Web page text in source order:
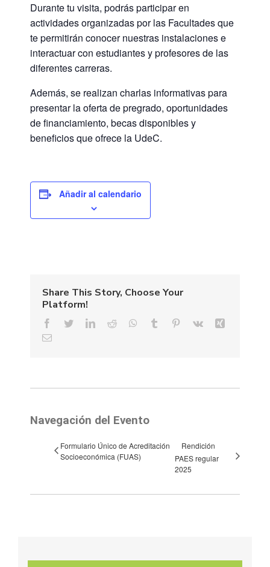
Durante tu visita, podrás participar en
actividades organizadas por las Facultades que
te permitirán conocer nuestras instalaciones e
interactuar con estudiantes y profesores de las
diferentes carreras.
Además, se realizan charlas informativas para
presentar la oferta de pregrado, oportunidades
de financiamiento, becas disponibles y
beneficios que ofrece la UdeC.
Añadir al calendario
Share This Story, Choose Your
Platform!
Facebook
TwitterLinkedIn
Reddit WhatsApp
Tumblr Pinterest
Vk
Email
Navegación del Evento
Formulario Único de Acreditación
Socioeconómica (FUAS)
Rendición
PAES regular
2025